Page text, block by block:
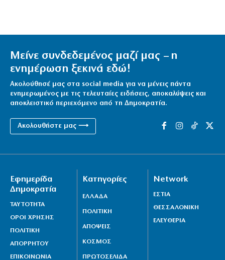
Μείνε συνδεδεμένος μαζί μας – η
ενημέρωση ξεκινά εδώ!
Ακολούθησέ μας στα social media για να μένεις πάντα
ενημερωμένος με τις τελευταίες ειδήσεις, αποκαλύψεις και
αποκλειστικό περιεχόμενο από τη Δημοκρατία.
Ακολουθήστε μας ⟶
Εφημερίδα
Δημοκρατία
ΤΑΥΤΟΤΗΤΑ
ΟΡΟΙ ΧΡΗΣΗΣ
ΠΟΛΙΤΙΚΗ
ΑΠΟΡΡΗΤΟΥ
ΕΠΙΚΟΙΝΩΝΙΑ
Κατηγορίες
ΕΛΛΑΔΑ
ΠΟΛΙΤΙΚΗ
ΑΠΟΨΕΙΣ
ΚΟΣΜΟΣ
ΠΡΩΤΟΣΕΛΙΔΑ
Network
ΕΣΤΙΑ
ΘΕΣΣΑΛΟΝΙΚΗ
ΕΛΕΥΘΕΡΙΑ